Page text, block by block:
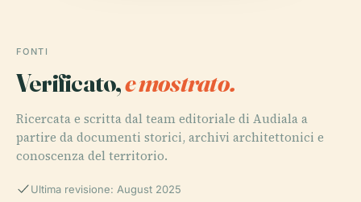
FONTI
Verificato,e mostrato.
Ricercata e scritta dal team editoriale di Audiala a
partire da documenti storici, archivi architettonici e
conoscenza del territorio.
Ultima revisione: August 2025